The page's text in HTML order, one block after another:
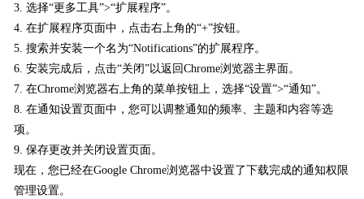
3. 选择“更多工具”>“扩展程序”。
4. 在扩展程序页面中，点击右上角的“+”按钮。
5. 搜索并安装一个名为“Notifications”的扩展程序。
6. 安装完成后，点击“关闭”以返回Chrome浏览器主界面。
7. 在Chrome浏览器右上角的菜单按钮上，选择“设置”>“通知”。
8. 在通知设置页面中，您可以调整通知的频率、主题和内容等选
项。
9. 保存更改并关闭设置页面。
现在，您已经在Google Chrome浏览器中设置了下载完成的通知权限
管理设置。